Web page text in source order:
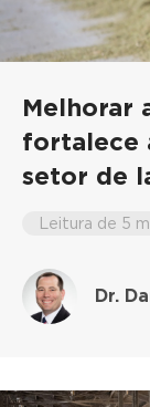
Melhorar
fortalece
setor de
Leitura de 5
Dr.